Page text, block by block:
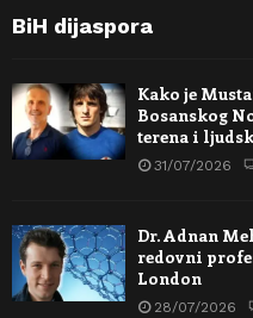
BiH dijaspora
Kako je
Bosanskog
terena i
31/07/2026
Dr. Adnan
redovni
London
28/07/2026